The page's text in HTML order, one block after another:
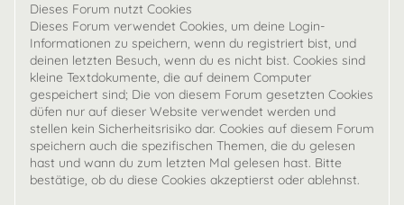
Dieses Forum nutzt Cookies
Dieses Forum verwendet Cookies, um deine Login-
Informationen zu speichern, wenn du registriert bist, und
deinen letzten Besuch, wenn du es nicht bist. Cookies sind
kleine Textdokumente, die auf deinem Computer
gespeichert sind; Die von diesem Forum gesetzten Cookies
düfen nur auf dieser Website verwendet werden und
stellen kein Sicherheitsrisiko dar. Cookies auf diesem Forum
speichern auch die spezifischen Themen, die du gelesen
hast und wann du zum letzten Mal gelesen hast. Bitte
bestätige, ob du diese Cookies akzeptierst oder ablehnst.